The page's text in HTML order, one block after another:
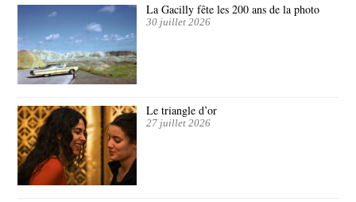
La Gacilly fête les 200 ans de la photo
30 juillet 2026
Le triangle d’or
27 juillet 2026